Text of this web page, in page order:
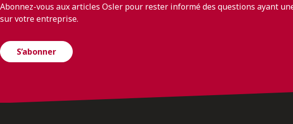
Abonnez-vous aux articles Osler pour rester informé des questions ayant
sur votre entreprise.
S’abonner